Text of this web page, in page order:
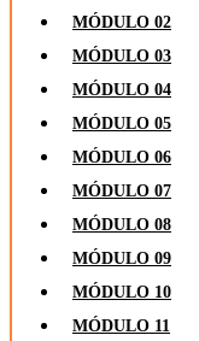
MÓDULO 02
MÓDULO 03
MÓDULO 04
MÓDULO 05
MÓDULO 06
MÓDULO 07
MÓDULO 08
MÓDULO 09
MÓDULO 10
MÓDULO 11